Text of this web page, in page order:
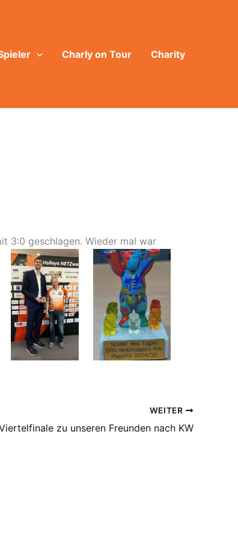
Charly on Tour Charity
3:0 geschlagen. Wieder mal war
WEITER
zu unseren Freunden nach KW